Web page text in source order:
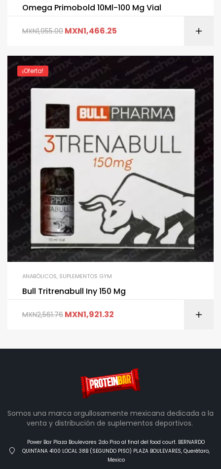
Omega Primobold 10Ml-100 Mg Vial
MXN1,955.00 MXN1,466.25
¡Oferta!
ANABÓLICOS, SUPLEMENTOS GYM
Bull Tritrenabull Iny 150 Mg
MXN2,561.76 MXN1,921.32
Somos una marca orgullosamente mexicana dedicada a la
venta y distribución de suplementos deportivos.
Power Bar Plaza Boulevares 2do Piso al final del food court. BERNARDO
QUINTANA 4100 LOCAL 38B (SEGUNDO PISO) PLAZA BOULEVARES, Querétaro,
Mexico